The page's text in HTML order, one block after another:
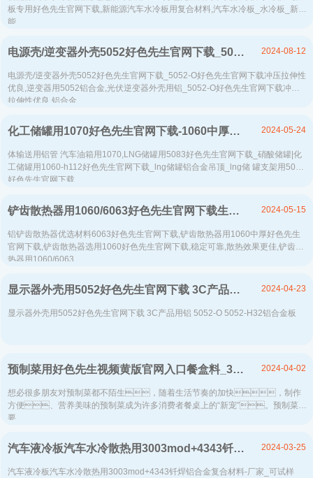
板专用好色先生官网下载,新能源汽车水冷板用复合材料,汽车水冷板_水冷板_新
能...
电源壳/逆变器外壳5052好色先生官网下载_5052-O好色先生官网下载冲压拉伸性优良-高延伸-耐腐蚀性好-易加工
电源壳/逆变器外壳5052好色先生官网下载_5052-O好色先生官网下载冲压拉伸性
优良,逆变器用5052铝合金,光伏逆变器外壳用铝_5052-O好色先生官网下载冲压
拉伸性优良,铝合金...
2024-08-12
化工储罐用1070好色先生官网下载-1060中厚好色先生官网下载_1070-h112铝合金板生产厂家-好色视频APP下载铝业
体输送用铝管 汽车油箱用1070,LNG储罐用5083好色先生官网下载_硝酸储罐|化
工储罐用1060-h112好色先生官网下载_lng储罐铝合金吊顶_lng储 罐支架用5083
好色先生官网下载...
2024-05-24
铲齿散热器用1060/6063好色先生官网下载生产厂家-好色视频APP下载铝业-上市铝加工企业
铝铲齿散热器优选材料6063好色先生官网下载,铲齿散热器用1060中厚好色先生
官网下载,铲齿散热器选用1060好色先生官网下载,稳定可靠,散热效果更佳,铲齿散
热器用1060/6063...
2024-05-15
显示器外壳用5052好色先生官网下载 3C产品用铝 5052-O 5052-H32铝合金板
显示器外壳用5052好色先生官网下载 3C产品用铝 5052-O 5052-H32铝合金板
2024-04-23
预制菜用好色先生视频黄版官网入口餐盒料_3004-O再生铝制容器箔生产厂家
想必很多朋友对预制菜都不陌生，随着生活节奏的加快，制作
方便、营养美味的预制菜成为许多消费者餐桌上的“新宠”。预制菜及
要...
2024-04-02
汽车液冷板汽车水冷散热用3003mod+4343钎焊铝合金复合材料-厂家_可试样
汽车液冷板汽车水冷散热用3003mod+4343钎焊铝合金复合材料-厂家_可试样
2024-03-25